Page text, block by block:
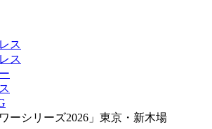
ス
ス
ーシリーズ2026」東京・新木場